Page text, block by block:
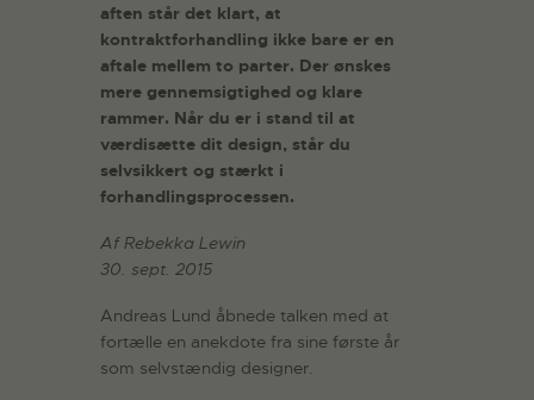
aften står det klart, at
kontraktforhandling ikke bare er en
aftale mellem to parter. Der ønskes
mere gennemsigtighed og klare
rammer. Når du er i stand til at
værdisætte dit design, står du
selvsikkert og stærkt i
forhandlingsprocessen.
Af Rebekka Lewin
30. sept. 2015
Andreas Lund åbnede talken med at
fortælle en anekdote fra sine første år
som selvstændig designer.